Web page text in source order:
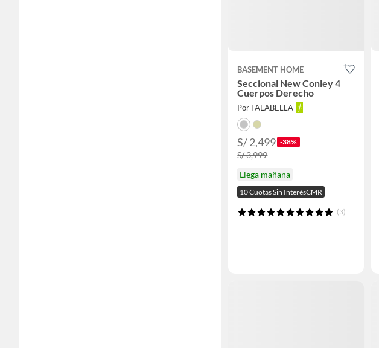
BASEMENT HOME
Seccional New Conley 4
Cuerpos Derecho
Por FALABELLA
S/ 2,499 -38%
S/ 3,999
Llega mañana
10 Cuotas Sin InterésCMR
(3)